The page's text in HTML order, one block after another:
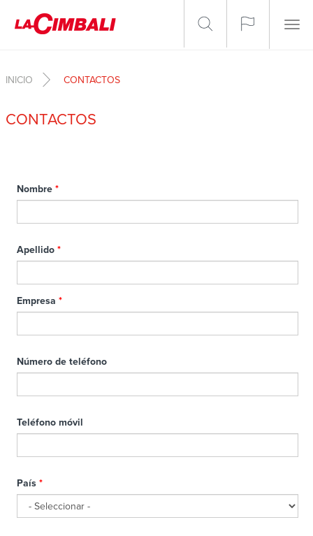
INICIO CONTACTOS
CONTACTOS
Nombre *
Apellido *
Empresa *
Número de teléfono
Teléfono móvil
País *